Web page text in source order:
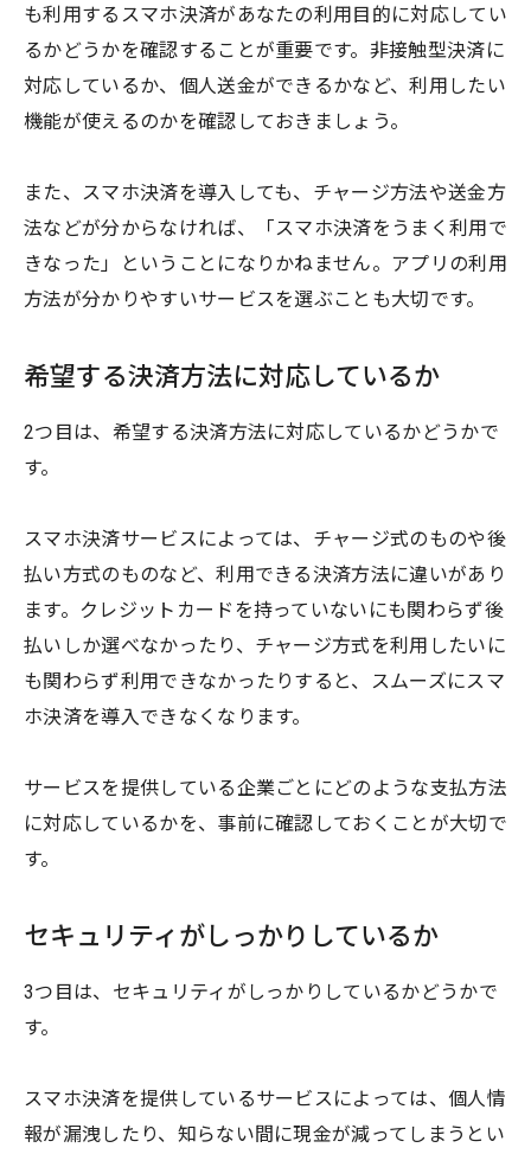
も利用するスマホ決済があなたの利用目的に対応してい
るかどうかを確認することが重要です。非接触型決済に
対応しているか、個人送金ができるかなど、利用したい
機能が使えるのかを確認しておきましょう。
また、スマホ決済を導入しても、チャージ方法や送金方
法などが分からなければ、「スマホ決済をうまく利用で
きなった」ということになりかねません。アプリの利用
方法が分かりやすいサービスを選ぶことも大切です。
希望する決済方法に対応しているか
2つ目は、希望する決済方法に対応しているかどうかで
す。
スマホ決済サービスによっては、チャージ式のものや後
払い方式のものなど、利用できる決済方法に違いがあり
ます。クレジットカードを持っていないにも関わらず後
払いしか選べなかったり、チャージ方式を利用したいに
も関わらず利用できなかったりすると、スムーズにスマ
ホ決済を導入できなくなります。
サービスを提供している企業ごとにどのような支払方法
に対応しているかを、事前に確認しておくことが大切で
す。
セキュリティがしっかりしているか
3つ目は、セキュリティがしっかりしているかどうかで
す。
スマホ決済を提供しているサービスによっては、個人情
報が漏洩したり、知らない間に現金が減ってしまうとい